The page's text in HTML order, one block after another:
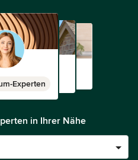
Experten
in Ihrer Nähe